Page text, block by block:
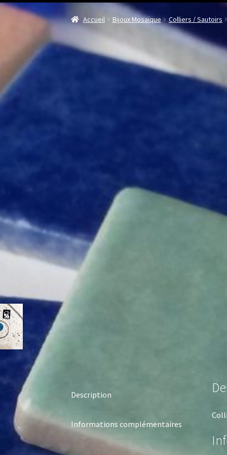
Accueil Bijoux Mosaïque Colliers / Sautoirs
Description
Informations complémentaires